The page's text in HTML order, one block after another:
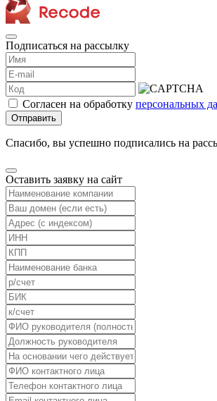
Подписаться на рассылку
Согласен на обработку персональных
Отправить
Спасибо, вы успешно подписались на
Оставить заявку на сайт